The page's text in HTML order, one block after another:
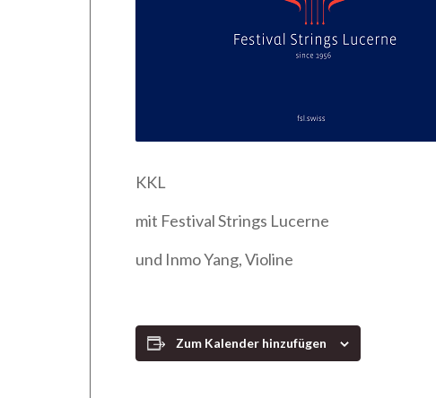
KKL
mit Festival Strings Lucerne
und Inmo Yang, Violine
Zum Kalender hinzufügen